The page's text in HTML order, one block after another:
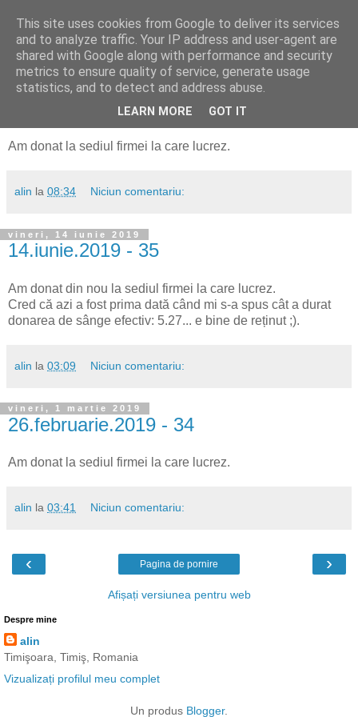
Alin Dosoniu - blog
miercuri, 23 octombrie 2019
18.octombrie.2019 - 36
Am donat la sediul firmei la care lucrez.
alin la 08:34 Niciun comentariu:
vineri, 14 iunie 2019
14.iunie.2019 - 35
Am donat din nou la sediul firmei la care lucrez.
Cred că azi a fost prima dată când mi s-a spus cât a durat
donarea de sânge efectiv: 5.27... e bine de reținut ;).
alin la 03:09 Niciun comentariu:
vineri, 1 martie 2019
26.februarie.2019 - 34
Am donat la sediul firmei la care lucrez.
alin la 03:41 Niciun comentariu:
‹ ›
Pagina de pornire
Afișați versiunea pentru web
Despre mine
alin
Timişoara, Timiş, Romania
Vizualizați profilul meu complet
Un produs Blogger.
This site uses cookies from Google to deliver its services
and to analyze traffic. Your IP address and user-agent are
shared with Google along with performance and security
metrics to ensure quality of service, generate usage
statistics, and to detect and address abuse.
LEARN MORE GOT IT